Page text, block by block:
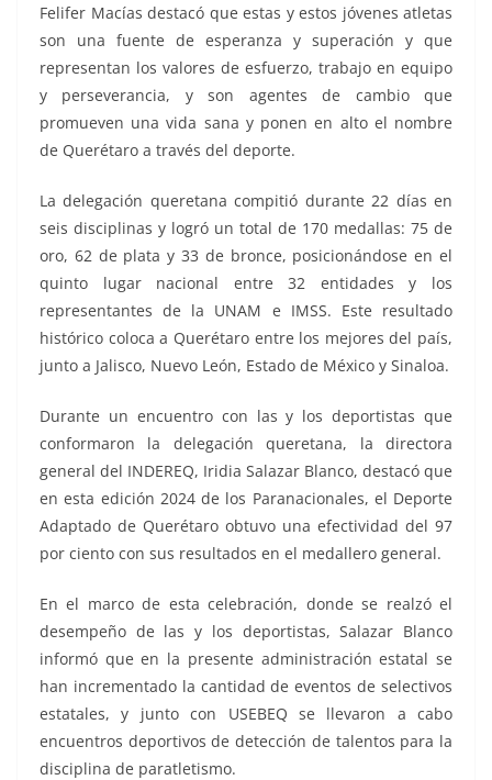
Felifer Macías destacó que estas y estos jóvenes atletas
son una fuente de esperanza y superación y que
representan los valores de esfuerzo, trabajo en equipo
y perseverancia, y son agentes de cambio que
promueven una vida sana y ponen en alto el nombre
de Querétaro a través del deporte.
La delegación queretana compitió durante 22 días en
seis disciplinas y logró un total de 170 medallas: 75 de
oro, 62 de plata y 33 de bronce, posicionándose en el
quinto lugar nacional entre 32 entidades y los
representantes de la UNAM e IMSS. Este resultado
histórico coloca a Querétaro entre los mejores del país,
junto a Jalisco, Nuevo León, Estado de México y Sinaloa.
Durante un encuentro con las y los deportistas que
conformaron la delegación queretana, la directora
general del INDEREQ, Iridia Salazar Blanco, destacó que
en esta edición 2024 de los Paranacionales, el Deporte
Adaptado de Querétaro obtuvo una efectividad del 97
por ciento con sus resultados en el medallero general.
En el marco de esta celebración, donde se realzó el
desempeño de las y los deportistas, Salazar Blanco
informó que en la presente administración estatal se
han incrementado la cantidad de eventos de selectivos
estatales, y junto con USEBEQ se llevaron a cabo
encuentros deportivos de detección de talentos para la
disciplina de paratletismo.